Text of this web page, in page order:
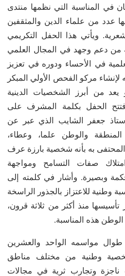
في المناسبة التي نظمها منتدى
عدد من علماء الدين والمثقفين
ويأتي هذا الحفل التكريمي
من دعم وجهد في المجال العلمي
في الأحساء ودوره في تعزيز
لإنشاء مركو الفحص الأولي المبكر
من أبرز الشخصيات الدينية
الحفل بكلمة المشرف على
جعفر الشايب الذي عبر عن
المنطقة والوطن علما، وعطاء،
المحتفى به بأنه شخصية بارزة عرف
صفات التسامح ومواجهة
وبصيرة. وأشار في كلمته إلى
وطنية للاعتزاز بالجذور الراسخة
تأسيسها منذ أكثر من ثلاثة قرون،
الوطن هذه المناسبة.
مواسمه الواحد والعشرين
وطنية من مختلف مناطق
ناجزة وتجارب ثرية في مجالات